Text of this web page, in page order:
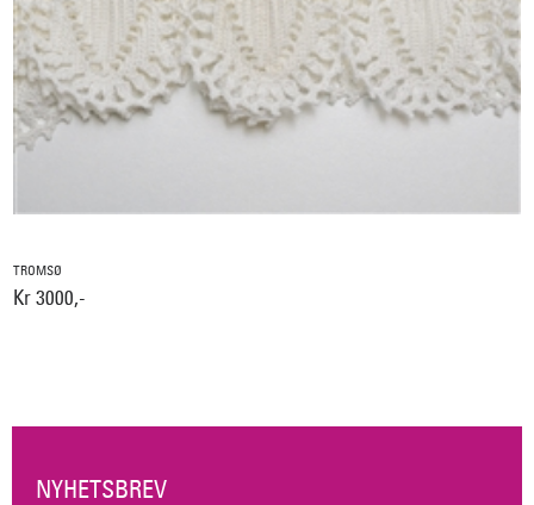
TROMSØ
Kr 3000,-
NYHETSBREV